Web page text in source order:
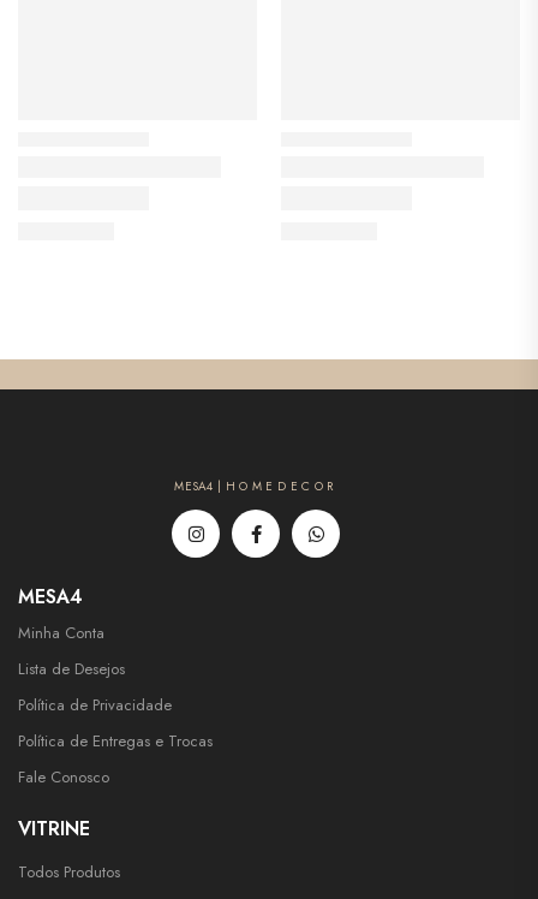
MESA4 | H O M E D E C O R
MESA4
Minha Conta
Lista de Desejos
Política de Privacidade
Política de Entregas e Trocas
Fale Conosco
VITRINE
Todos Produtos